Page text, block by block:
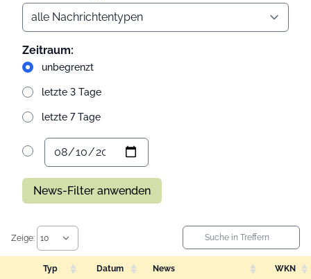
Zeitraum:
unbegrenzt
letzte 3 Tage
letzte 7 Tage
News-Filter anwenden
Zeige:
Typ Datum News WKN